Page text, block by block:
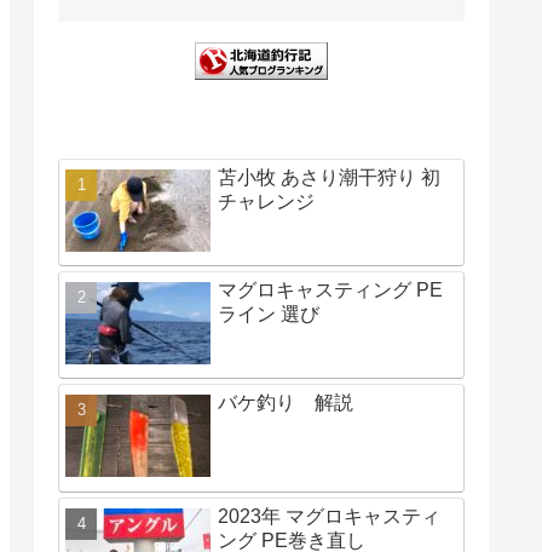
苫小牧 あさり潮干狩り 初
チャレンジ
マグロキャスティング PE
ライン 選び
バケ釣り 解説
2023年 マグロキャスティ
ング PE巻き直し